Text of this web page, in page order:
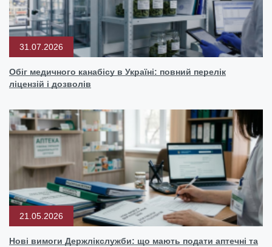
31.07.2026
Обіг медичного канабісу в Україні: повний перелік
ліцензій і дозволів
21.05.2026
Нові вимоги Держлікслужби: що мають подати аптечні та